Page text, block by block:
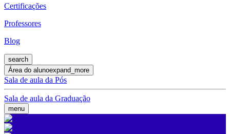
Certificações
Professores
Blog
search
Área do alunoexpand_more
Sala de aula da Pós
Sala de aula da Graduação
menu